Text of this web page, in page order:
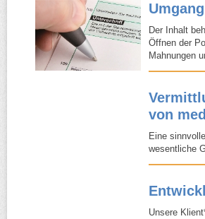
Der Inhalt
Öffnen der
Mahnungen
von
Eine
wesentliche
Unsere